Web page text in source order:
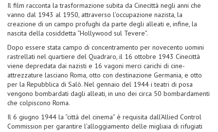
Il film racconta la trasformazione subita da Cinecittà negli anni che
vanno dal 1943 al 1950, attraverso l’occupazione nazista, la
creazione di un campo profughi da parte degli alleati e, infine, la
nascita della cosiddetta “Hollywood sul Tevere”.
Dopo essere stata campo di concentramento per novecento uomini
rastrellati nel quartiere del Quadraro, il 16 ottobre 1943 Cinecittà
viene depredata dai nazisti e 16 vagoni merci carichi di cine-
attrezzature lasciano Roma, otto con destinazione Germania, e otto
per la Repubblica di Salò. Nel gennaio del 1944 i teatri di posa
vengono bombardati dagli alleati, in uno dei circa 50 bombardamenti
che colpiscono Roma.
Il 6 giugno 1944 la “città del cinema” è requisita dall’Allied Control
Commission per garantire l’alloggiamento delle migliaia di rifugiati